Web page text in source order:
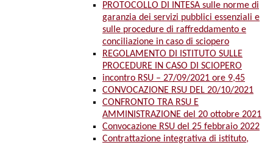
PROTOCOLLO DI INTESA sulle norme di
garanzia dei servizi pubblici essenziali e
sulle procedure di raffreddamento e
conciliazione in caso di sciopero
REGOLAMENTO DI ISTITUTO SULLE
PROCEDURE IN CASO DI SCIOPERO
incontro RSU – 27/09/2021 ore 9,45
CONVOCAZIONE RSU DEL 20/10/2021
CONFRONTO TRA RSU E
AMMINISTRAZIONE del 20 ottobre 2021
Convocazione RSU del 25 febbraio 2022
Contrattazione integrativa di istituto,